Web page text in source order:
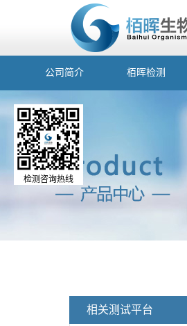
公司简介 栢晖检测
相关测试平台
检测咨询热线